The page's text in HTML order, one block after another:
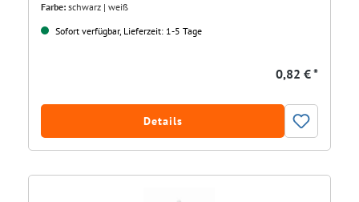
Farbe: schwarz | weiß
Sofort verfügbar, Lieferzeit: 1-5 Tage
0,82 € *
Details